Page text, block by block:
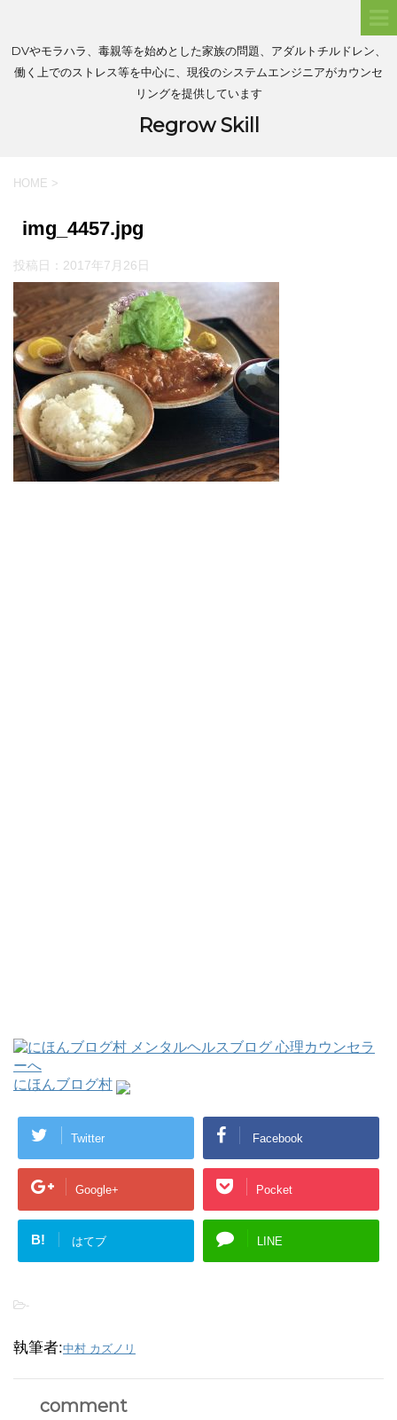
DVやモラハラ、毒親等を始めとした家族の問題、アダルトチルドレン、
働く上でのストレス等を中心に、現役のシステムエンジニアがカウンセ
リングを提供しています
Regrow Skill
HOME >
img_4457.jpg
投稿日： 2017年7月26日
にほんブログ村
Twitter Facebook
Google+ Pocket
B! はてブ LINE
-
執筆者:中村 カズノリ
comment